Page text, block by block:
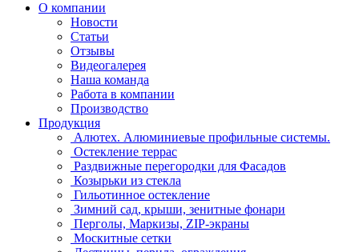
О компании
Новости
Статьи
Отзывы
Видеогалерея
Наша команда
Работа в компании
Производство
Продукция
Алютех. Алюминиевые профильные системы.
Остекление террас
Раздвижные перегородки для Фасадов
Козырьки из стекла
Гильотинное остекление
Зимний сад, крыши, зенитные фонари
Перголы, Маркизы, ZIP-экраны
Москитные сетки